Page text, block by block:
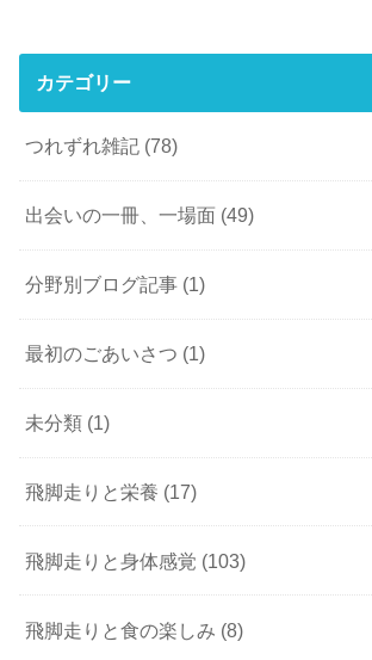
カテゴリー
つれずれ雑記 (78)
出会いの一冊、一場面 (49)
分野別ブログ記事 (1)
最初のごあいさつ (1)
未分類 (1)
飛脚走りと栄養 (17)
飛脚走りと身体感覚 (103)
飛脚走りと食の楽しみ (8)